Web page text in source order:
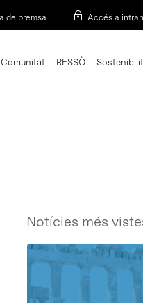
de premsa Accés a
Comunitat RESSÒ
Notícies més